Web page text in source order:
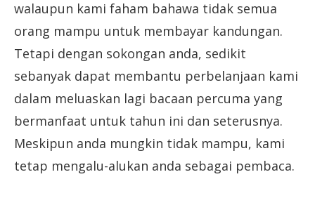
walaupun kami faham bahawa tidak semua
orang mampu untuk membayar kandungan.
Tetapi dengan sokongan anda, sedikit
sebanyak dapat membantu perbelanjaan kami
dalam meluaskan lagi bacaan percuma yang
bermanfaat untuk tahun ini dan seterusnya.
Meskipun anda mungkin tidak mampu, kami
tetap mengalu-alukan anda sebagai pembaca.